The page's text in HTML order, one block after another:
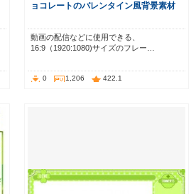
ョコレートのバレンタイン風背景素材
動画の配信などに使用できる、
16:9（1920:1080)サイズのフレー…
0 1,206 422.1